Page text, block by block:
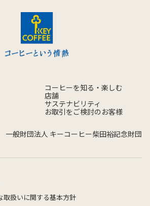
コーヒーを知る・楽しむ
店舗
サステナビリティ
お取引をご検討のお客様
一般財団法人 キーコーヒー柴田裕記念財団
取扱いに関する基本方針